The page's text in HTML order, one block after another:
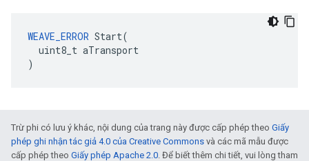
WEAVE_ERROR Start(
  uint8_t aTransport
)
Trừ phi có lưu ý khác, nội dung của trang này được cấp phép theo Giấy
phép ghi nhận tác giả 4.0 của Creative Commons và các mã mẫu được
cấp phép theo Giấy phép Apache 2.0. Để biết thêm chi tiết, vui lòng tham